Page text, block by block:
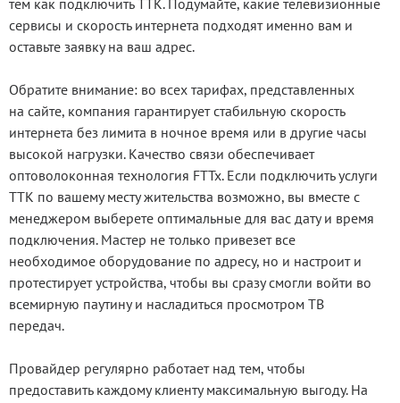
тем как подключить ТТК. Подумайте, какие телевизионные
сервисы и скорость интернета подходят именно вам и
оставьте заявку на ваш адрес.
Обратите внимание: во всех тарифах, представленных
на сайте, компания гарантирует стабильную скорость
интернета без лимита в ночное время или в другие часы
высокой нагрузки. Качество связи обеспечивает
оптоволоконная технология FTTx. Если подключить услуги
ТТК по вашему месту жительства возможно, вы вместе с
менеджером выберете оптимальные для вас дату и время
подключения. Мастер не только привезет все
необходимое оборудование по адресу, но и настроит и
протестирует устройства, чтобы вы сразу смогли войти во
всемирную паутину и насладиться просмотром ТВ
передач.
Провайдер регулярно работает над тем, чтобы
предоставить каждому клиенту максимальную выгоду. На